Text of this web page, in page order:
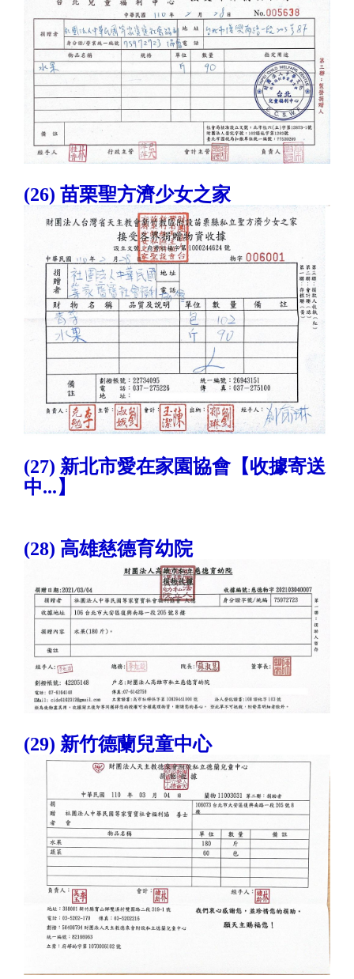
(26) 苗栗聖方濟少女之家
(27) 新北市愛在家園協會【收據寄送
中...】
(28) 高雄慈德育幼院
(29) 新竹德蘭兒童中心